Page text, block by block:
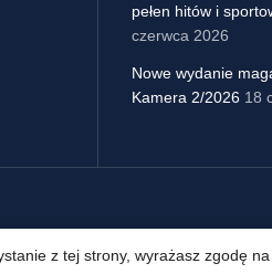
pełen hitów i
czerwca 2026
Nowe wydanie
Kamera 2/2026 18
z tej strony, wyrażasz zgodę